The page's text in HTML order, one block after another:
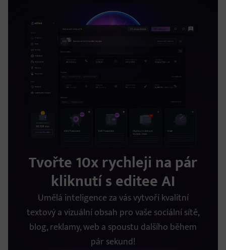
Tvořte 10x rychleji na pár
kliknutí s editee AI
Umělá inteligence za vás vytvoří kvalitní
textový a vizuální obsah pro vaše sociální sítě,
blog, reklamy, web a spoustu dalšího během
pár sekund!